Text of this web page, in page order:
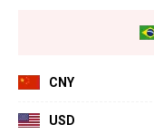
CNY
USD